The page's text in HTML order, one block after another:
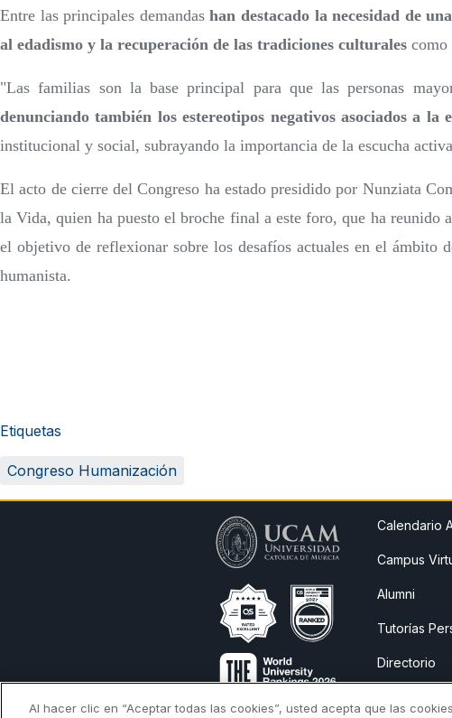
Entre las principales demandashan destacado la necesidad de
al edadismo y la recuperación de las tradiciones culturales como
"Las familias son la base principal para que las personas
denunciando también los estereotipos negativos asociados a la
institucional y social, subrayando la importancia de la escucha
El acto de cierre del Congreso ha estado presidido por Nunziata
la Vida, quien ha puesto el broche final a este foro, que ha reunido
el objetivo de reflexionar sobre los desafíos actuales en el ámbito
humanista.
Etiquetas
Congreso Humanización
Calendario
Campus
Alumni
Tutorías
Directorio
Al hacer clic en “Aceptar todas las cookies”, usted acepta que las